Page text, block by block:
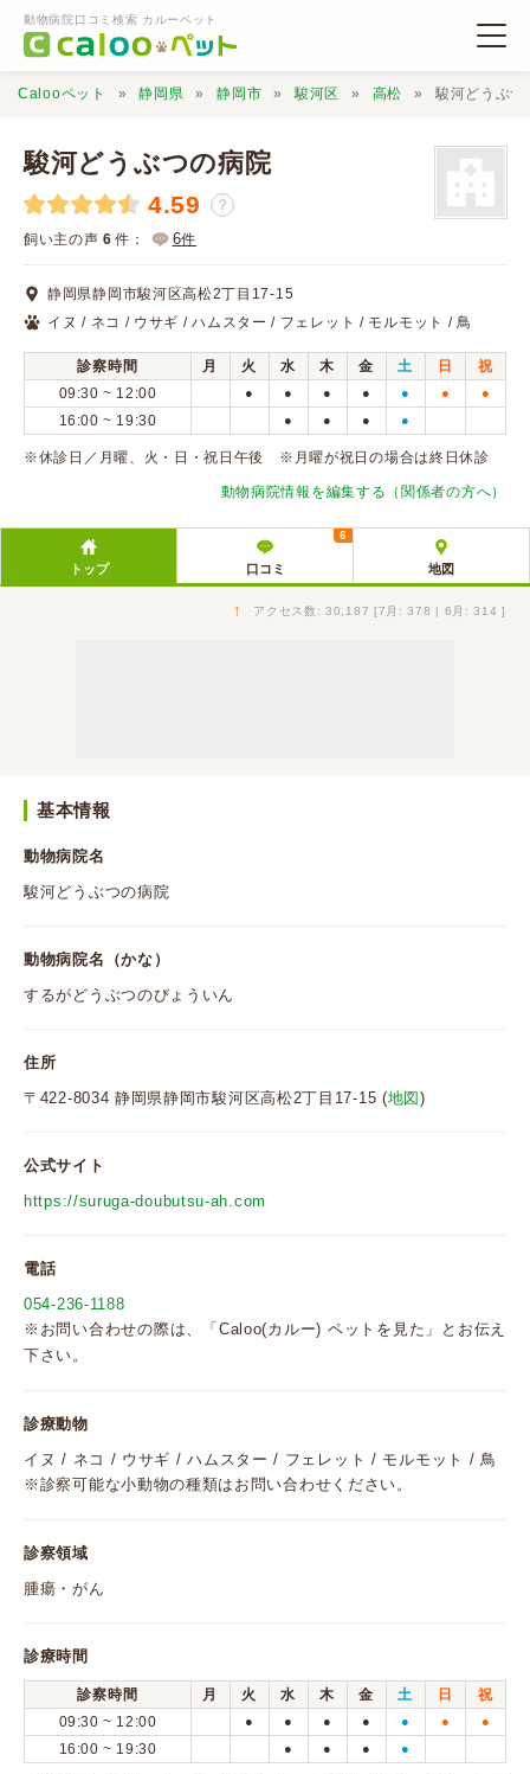
動物病院口コミ検索 カルーペット
動物病院検索
口コミ検索
Calooペットとは？
口コミ投稿
Calooペット 静岡県 静岡市 駿河区 高松 駿河どうぶつ
駿河どうぶつの病院
4.59 ？
飼い主の声 6 件： 6件
静岡県静岡市駿河区高松2丁目17-15
イヌ / ネコ / ウサギ / ハムスター / フェレット / モルモット / 鳥
診察時間 月 火 水 木 金 土 日
祝
09:30 ~ 12:00
● ● ● ● ● ● ●
16:00 ~ 19:30 ● ● ● ●
※休診日／月曜、火・日・祝日午後 ※月曜が祝日の場合は終日休診
動物病院情報を編集する（関係者の方へ）
トップ 口コミ
6
地図
↑ アクセス数: 30,187 [7月: 378 | 6月: 314 ]
基本情報
動物病院名
駿河どうぶつの病院
動物病院名（かな）
するがどうぶつのびょういん
住所
〒422-8034 静岡県静岡市駿河区高松2丁目17-15 (地図)
公式サイト
https://suruga-doubutsu-ah.com
電話
054-236-1188
※お問い合わせの際は、「Caloo(カルー) ペットを見た」とお伝え
下さい。
診療動物
イヌ / ネコ / ウサギ / ハムスター / フェレット / モルモット / 鳥
※診察可能な小動物の種類はお問い合わせください。
診察領域
腫瘍・がん
診療時間
診察時間 月 火 水 木 金 土 日
祝
09:30 ~ 12:00
● ● ● ● ● ● ●
16:00 ~ 19:30 ● ● ● ●